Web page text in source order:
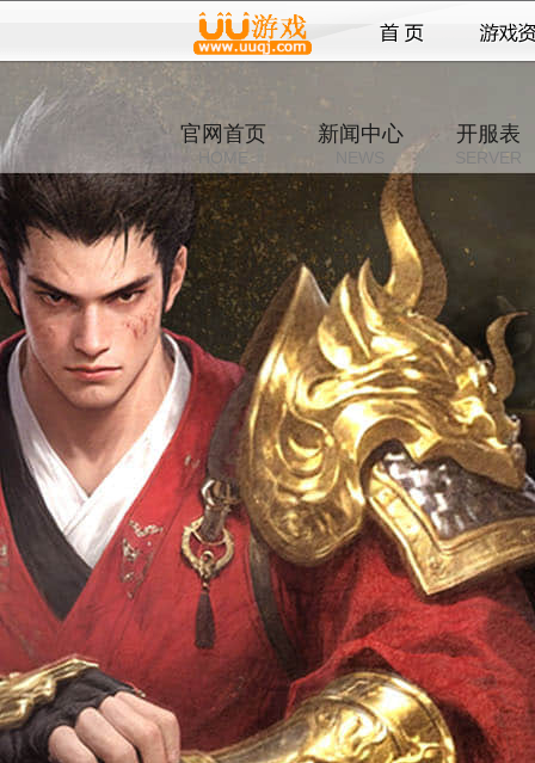
官网首页
HOME
新闻中心
NEWS
开服表
SERVER